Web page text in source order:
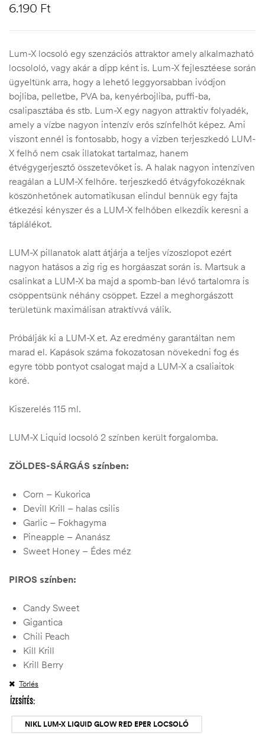
6.190 Ft
Lum-X locsoló egy szenzációs attraktor amely alkalmazható
locsololó, vagy akár a dipp ként is. Lum-X fejlesztéese során
ügyeltünk arra, hogy a lehető leggyorsabban ivódjon
bojliba, pelletbe, PVA ba, kenyérbojliba, puffi-ba,
csalipasztába és stb. Lum-X egy nagyon attraktiv folyadék,
amely a vízbe nagyon intenzív erős színfelhőt képez. Ami
viszont ennél is fontosabb, hogy a vizben terjeszkedó LUM-
X felhő nem csak illatokat tartalmaz, hanem
étvégygerjesztő összetevőket is. A halak nagyon intenzíven
reagálan a LUM-X felhőre. terjeszkedő étvágyfokozéknak
köszönhetőnek automatikusan elindul bennük egy fajta
étkezési kényszer és a LUM-X felhőben elkezdik keresni a
táplálékot.
LUM-X pillanatok alatt átjárja a teljes vízoszlopot ezért
nagyon hatásos a zig rig es horgáaszat során is. Martsuk a
csalinkat a LUM-X ba majd a spomb-ban lévő tartalomra is
csöppentsünk néhány csöppet. Ezzel a meghorgászott
területünk maximálisan atraktívvá válik.
Próbálják ki a LUM-X et. Az eredmény garantáltan nem
marad el. Kapások száma fokozatosan növekedni fog és
egyre több pontyot csalogat majd a LUM-X a csaliaitok
köré.
Kiszerelés 115 ml.
LUM-X Liquid locsoló 2 színben került forgalomba.
ZÖLDES-SÁRGÁS színben:
Corn – Kukorica
Devill Krill – halas csilis
Garlic – Fokhagyma
Pineapple – Ananász
Sweet Honey – Édes méz
PIROS színben:
Candy Sweet
Gigantica
Chili Peach
Kill Krill
Krill Berry
ÍZESÍTÉS
NIKL LUM-X LIQUID GLOW RED EPER LOCSOLÓ
Törlés